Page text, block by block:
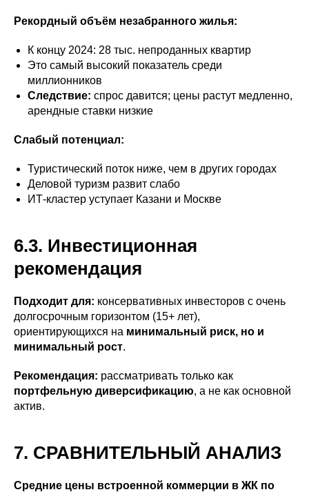
Рекордный объём незабранного жилья:
К концу 2024: 28 тыс. непроданных квартир
Это самый высокий показатель среди
миллионников
Следствие: спрос давится; цены растут медленно,
арендные ставки низкие
Слабый потенциал:
Туристический поток ниже, чем в других городах
Деловой туризм развит слабо
ИТ-кластер уступает Казани и Москве
6.3. Инвестиционная
рекомендация
Подходит для: консервативных инвесторов с очень
долгосрочным горизонтом (15+ лет),
ориентирующихся на минимальный риск, но и
минимальный рост.
Рекомендация: рассматривать только как
портфельную диверсификацию, а не как основной
актив.
7. СРАВНИТЕЛЬНЫЙ АНАЛИЗ
Средние цены встроенной коммерции в ЖК по